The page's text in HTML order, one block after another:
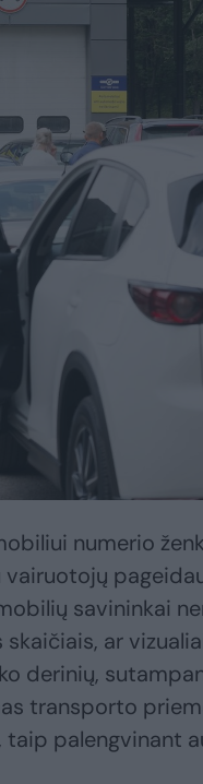
numerio
savininkai
ar
derinių,
transporto
palengvinant